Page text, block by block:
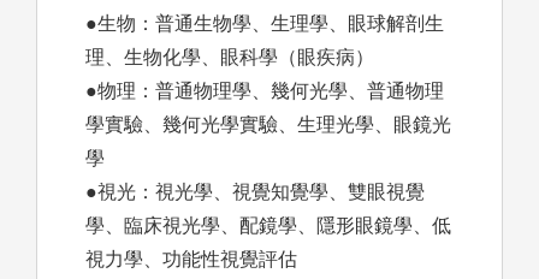
●生物：普通生物學、生理學、眼球解剖生
理、生物化學、眼科學（眼疾病）
●物理：普通物理學、幾何光學、普通物理
學實驗、幾何光學實驗、生理光學、眼鏡光
學
●視光：視光學、視覺知覺學、雙眼視覺
學、臨床視光學、配鏡學、隱形眼鏡學、低
視力學、功能性視覺評估